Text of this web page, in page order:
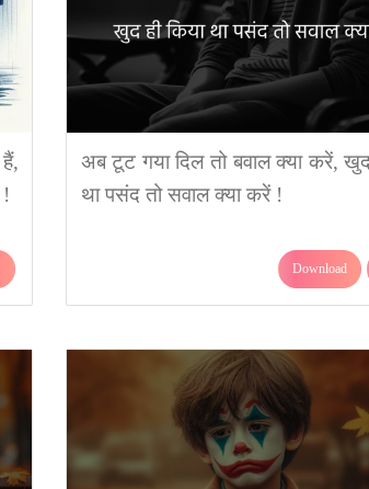
अब टूट गया दिल तो बवाल क्या करें, खुद
था पसंद तो सवाल क्या करें !
Download